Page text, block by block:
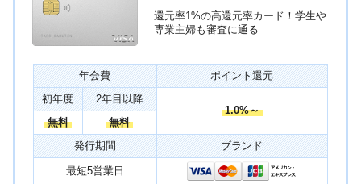
還元率1%の高還元率カード！学生や
専業主婦も審査に通る
年会費
ポイント還元
初年度
2年目以降
1.0%～
無料
無料
発行期間
ブランド
最短5営業日